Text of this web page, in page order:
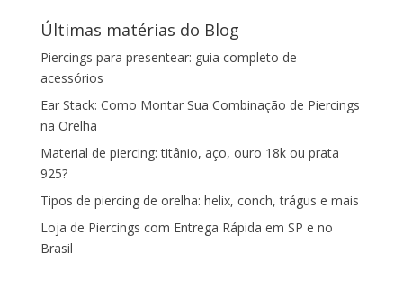
Últimas matérias do Blog
Piercings para presentear: guia completo de
acessórios
Ear Stack: Como Montar Sua Combinação de Piercings
na Orelha
Material de piercing: titânio, aço, ouro 18k ou prata
925?
Tipos de piercing de orelha: helix, conch, trágus e mais
Loja de Piercings com Entrega Rápida em SP e no
Brasil